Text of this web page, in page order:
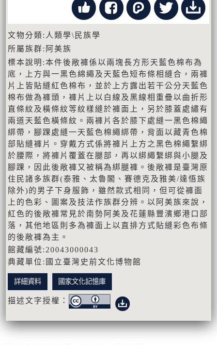
文物分類:人類學\民族學
所屬族群:阿美族
標本說明:本件後敞褲係以兩塊長方形天藍色棉布為
底，上方與一黑色綿繩及天藍色短布條相縫合，兩褲
片上皆貼縫紅色棉布，並於上方露出若干公分天藍色
棉布做為褲頭，褲片上以白線及黑線相重疊以曲折形
直條紋及橫條紋等紋樣縫於褲面上，另於膝蓋處繡有
兩道天藍色橫條紋。兩褲片各於膝下處縫一黑色棉繩
綁帶，腳踝處縫一天藍色棉繩綁帶，背面以藏青色棉
部貼縫褲片。穿戴方式係將褲片上方之黑色棉繩繫綁
於腰際，將褲片覆蓋在腿部，再以綁繩繫綁與小腿及
腳踝，因此後敞褲又被稱為綁腿褲。後敞褲是臺灣原
住民諸多族群(泰雅、太魯閣、賽德克及雅美/達悟族
除外)的男子下身服飾，雖然款式相同，但可從褲面
上的色彩、圖案及技法作族群分辨。以阿美族來說，
紅色的後敞褲常見於南勢阿美及花蓮縣豐濱鄉港口部
落，其他地區則多為褲面上以直排方式貼縫彩色布條
的後敞褲為主。
館藏編號:20043000043
典藏單位:國立臺灣史前文化博物館
詳細資料 國家文化記憶庫
描述文字授權：